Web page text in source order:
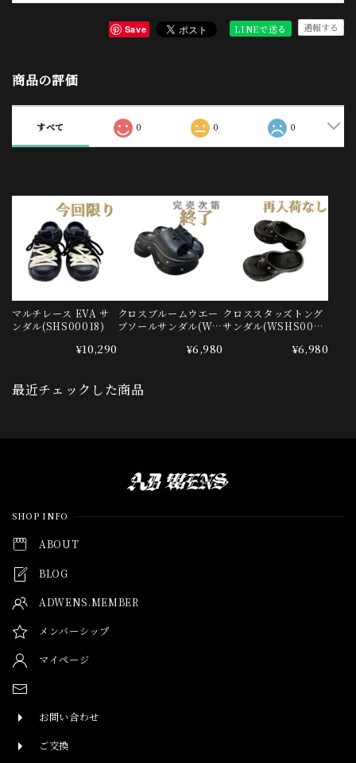
Save LINEで送る 通報する
商品の評価
すべて 0 0 0
マルチレース EVA サ
ンダル(SHS00018)
¥10,290
クロスブルームウエー
ブソールサンダル(WS
¥6,980
クロススタッズトング
サンダル(WSHS0000
¥6,980
最近チェックした商品
SHOP INFO
ABOUT
BLOG
ADWENS.MEMBER
メンバーシップ
マイページ
お問い合わせ
ご交換